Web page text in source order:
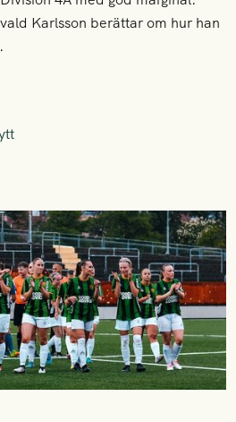
Karlsson berättar om hur han